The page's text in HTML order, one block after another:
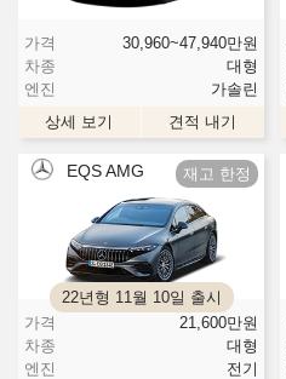
가격 30,960~47,940만원
차종
대형
엔진
가솔린
상세 보기
견적 내기
EQS AMG
22년형 11월 10일 출시
가격
21,600만원
차종
대형
엔진
전기